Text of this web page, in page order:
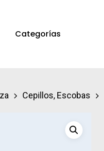
Categorías
Cepillos, Escobas